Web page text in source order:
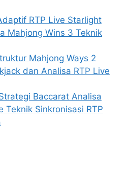
RTP Live Starlight
Mahjong Wins 3 Teknik
Mahjong Ways 2
dan Analisa RTP Live
Baccarat Analisa
Teknik Sinkronisasi RTP